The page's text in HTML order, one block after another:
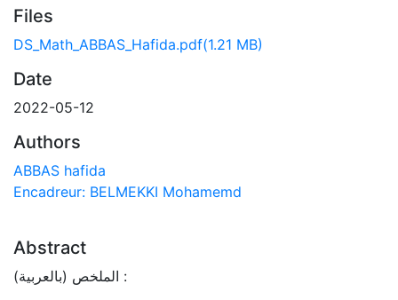
Files
DS_Math_ABBAS_Hafida.pdf(1.21 MB)
Date
2022-05-12
Authors
ABBAS hafida
Encadreur: BELMEKKI Mohamemd
Abstract
الملخص (بالعربية) :